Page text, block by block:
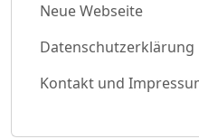
Neue Webseite
Datenschutzerklärung
Kontakt und